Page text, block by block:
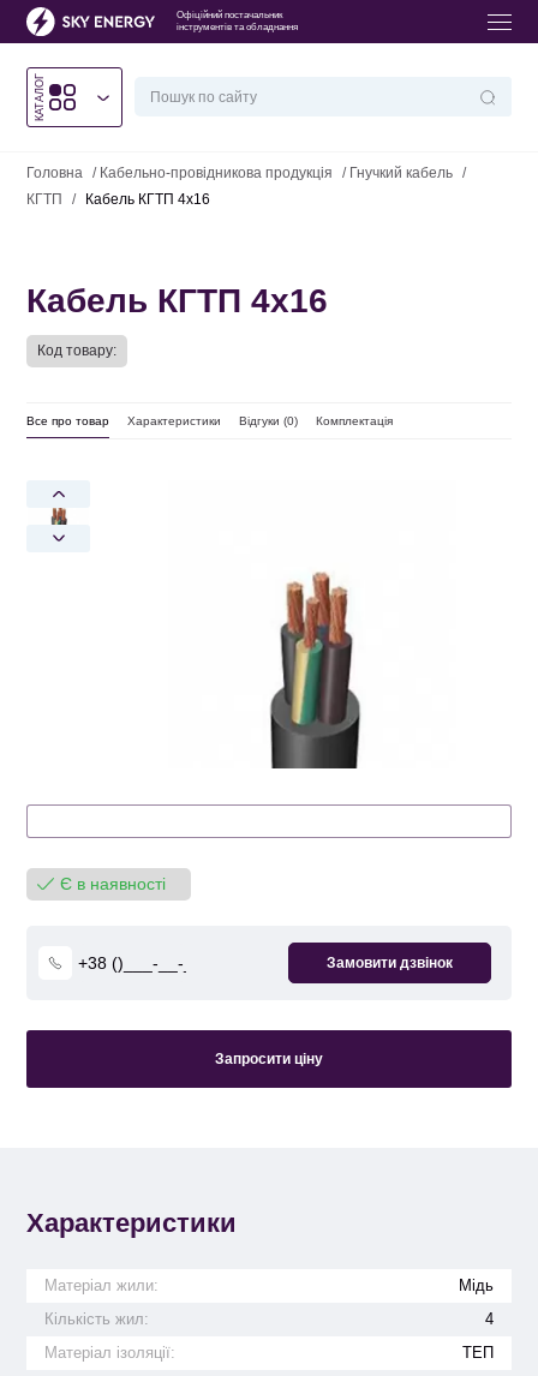
Офіційний постачальник
інструментів та обладнання
КАТАЛОГ
Головна / Кабельно-провідникова продукція / Гнучкий кабель /
КГТП
/ Кабель КГТП 4х16
Кабель КГТП 4х16
Код товару:
Все про товар Характеристики Відгуки (0) Комплектація
Є в наявності
Запросити ціну
Характеристики
Матеріал жили:
Мідь
Кількість жил:
4
Матеріал ізоляції:
ТЕП